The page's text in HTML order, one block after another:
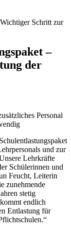
Schritt zur
–
der
Personal
und zur
Lehrkräfte
Schülerinnen und
Feucht, Leiterin
zunehmende
stetig
endlich
Entlastung für